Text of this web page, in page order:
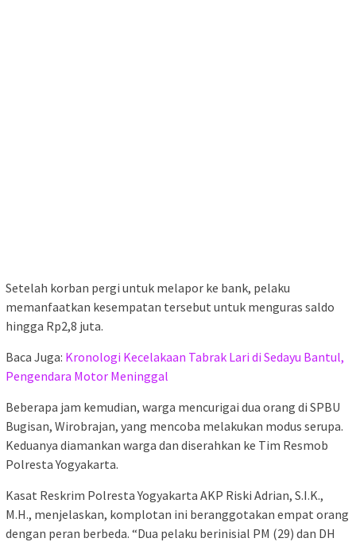
Setelah korban pergi untuk melapor ke bank, pelaku
memanfaatkan kesempatan tersebut untuk menguras saldo
hingga Rp2,8 juta.
Baca Juga: Kronologi Kecelakaan Tabrak Lari di Sedayu Bantul,
Pengendara Motor Meninggal
Beberapa jam kemudian, warga mencurigai dua orang di SPBU
Bugisan, Wirobrajan, yang mencoba melakukan modus serupa.
Keduanya diamankan warga dan diserahkan ke Tim Resmob
Polresta Yogyakarta.
Kasat Reskrim Polresta Yogyakarta AKP Riski Adrian, S.I.K.,
M.H., menjelaskan, komplotan ini beranggotakan empat orang
dengan peran berbeda. “Dua pelaku berinisial PM (29) dan DH